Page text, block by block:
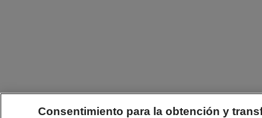
Consentimiento para la obtención y